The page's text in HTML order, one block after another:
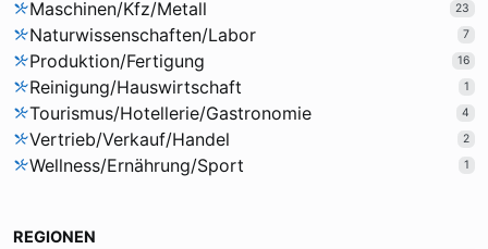
Maschinen/Kfz/Metall 23
Naturwissenschaften/Labor 7
Produktion/Fertigung 16
Reinigung/Hauswirtschaft 1
Tourismus/Hotellerie/Gastronomie 4
Vertrieb/Verkauf/Handel 2
Wellness/Ernährung/Sport 1
REGIONEN